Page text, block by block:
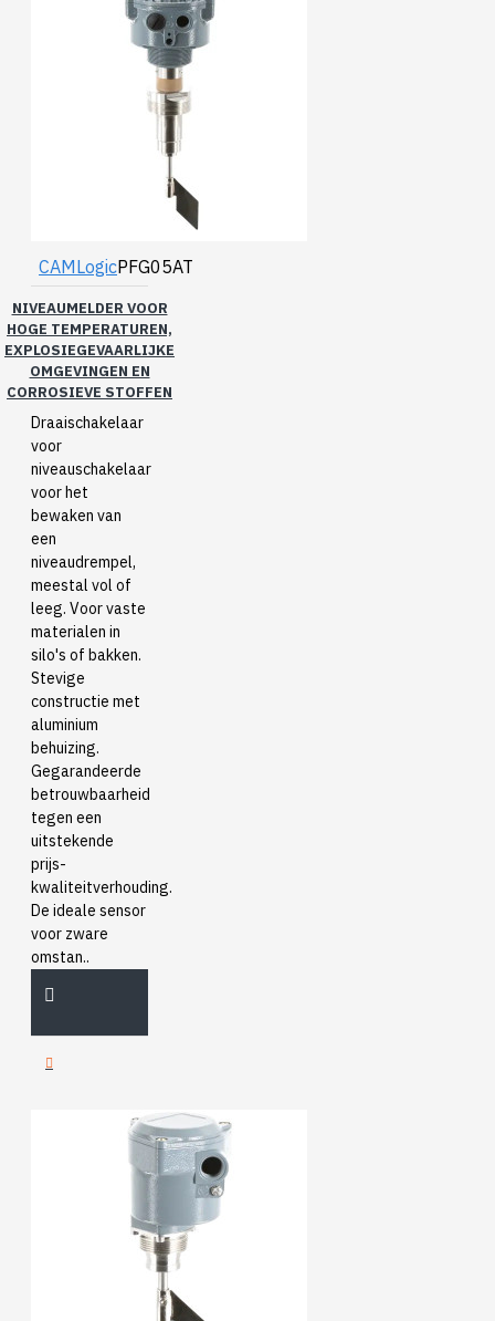
CAMLogicPFG05AT
NIVEAUMELDER VOOR
HOGE TEMPERATUREN,
EXPLOSIEGEVAARLIJKE
OMGEVINGEN EN
CORROSIEVE STOFFEN
Draaischakelaar
voor
niveauschakelaar
voor het
bewaken van
een
niveaudrempel,
meestal vol of
leeg. Voor vaste
materialen in
silo's of bakken.
Stevige
constructie met
aluminium
behuizing.
Gegarandeerde
betrouwbaarheid
tegen een
uitstekende
prijs-
kwaliteitverhouding.
De ideale sensor
voor zware
omstan..